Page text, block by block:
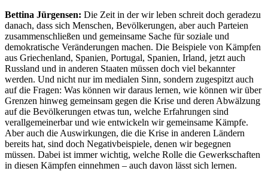
Bettina Jürgensen: Die Zeit in der wir leben schreit doch geradezu
danach, dass sich Menschen, Bevölkerungen, aber auch Parteien
zusammenschließen und gemeinsame Sache für soziale und
demokratische Veränderungen machen. Die Beispiele von Kämpfen
aus Griechenland, Spanien, Portugal, Spanien, Irland, jetzt auch
Russland und in anderen Staaten müssen doch viel bekannter
werden. Und nicht nur im medialen Sinn, sondern zugespitzt auch
auf die Fragen: Was können wir daraus lernen, wie können wir über
Grenzen hinweg gemeinsam gegen die Krise und deren Abwälzung
auf die Bevölkerungen etwas tun, welche Erfahrungen sind
verallgemeinerbar und wie entwickeln wir gemeinsame Kämpfe.
Aber auch die Auswirkungen, die die Krise in anderen Ländern
bereits hat, sind doch Negativbeispiele, denen wir begegnen
müssen. Dabei ist immer wichtig, welche Rolle die Gewerkschaften
in diesen Kämpfen einnehmen – auch davon lässt sich lernen.